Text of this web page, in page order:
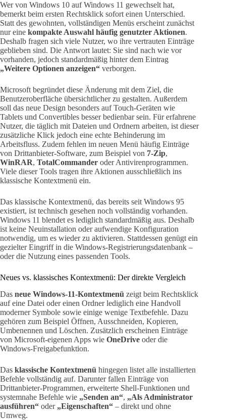
Wer von Windows 10 auf Windows 11 gewechselt hat,
bemerkt beim ersten Rechtsklick sofort einen Unterschied.
Statt des gewohnten, vollständigen Menüs erscheint zunächst
nur eine kompakte Auswahl häufig genutzter Aktionen.
Deshalb fragen sich viele Nutzer, wo ihre vertrauten Einträge
geblieben sind. Die Antwort lautet: Sie sind nach wie vor
vorhanden, jedoch standardmäßig hinter dem Eintrag
„Weitere Optionen anzeigen“ verborgen.
Microsoft begründet diese Änderung mit dem Ziel, die
Benutzeroberfläche übersichtlicher zu gestalten. Außerdem
soll das neue Design besonders auf Touch-Geräten wie
Tablets und Convertibles besser bedienbar sein. Für erfahrene
Nutzer, die täglich mit Dateien und Ordnern arbeiten, ist dieser
zusätzliche Klick jedoch eine echte Behinderung im
Arbeitsfluss. Zudem fehlen im neuen Menü häufig Einträge
von Drittanbieter-Software, zum Beispiel von 7-Zip,
WinRAR, TotalCommander oder Antivirenprogrammen.
Viele dieser Tools tragen ihre Aktionen ausschließlich ins
klassische Kontextmenü ein.
Das klassische Kontextmenü, das bereits seit Windows 95
existiert, ist technisch gesehen noch vollständig vorhanden.
Windows 11 blendet es lediglich standardmäßig aus. Deshalb
ist keine Neuinstallation oder aufwendige Konfiguration
notwendig, um es wieder zu aktivieren. Stattdessen genügt ein
gezielter Eingriff in die Windows-Registrierungsdatenbank –
oder die Nutzung eines passenden Tools.
Neues vs. klassisches Kontextmenü: Der direkte Vergleich
Das neue Windows-11-Kontextmenü zeigt beim Rechtsklick
auf eine Datei oder einen Ordner lediglich eine Handvoll
moderner Symbole sowie einige wenige Textbefehle. Dazu
gehören zum Beispiel Öffnen, Ausschneiden, Kopieren,
Umbenennen und Löschen. Zusätzlich erscheinen Einträge
von Microsoft-eigenen Apps wie OneDrive oder die
Windows-Freigabefunktion.
Das klassische Kontextmenü hingegen listet alle installierten
Befehle vollständig auf. Darunter fallen Einträge von
Drittanbieter-Programmen, erweiterte Shell-Funktionen und
systemnahe Befehle wie „Senden an“, „Als Administrator
ausführen“ oder „Eigenschaften“ – direkt und ohne
Umweg.